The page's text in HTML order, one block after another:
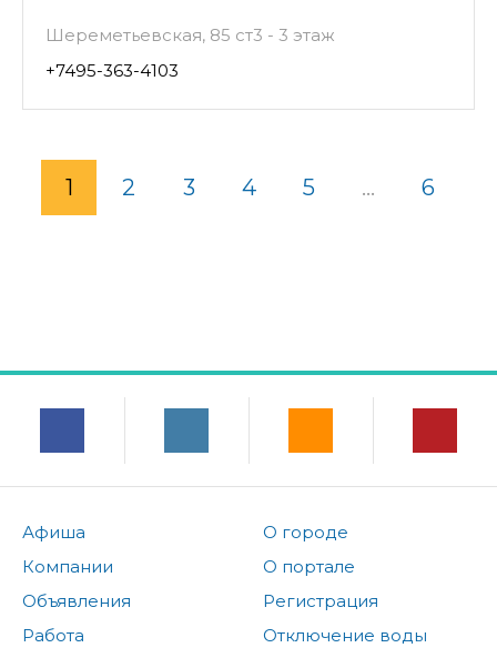
Шереметьевская, 85 ст3 - 3 этаж
+7495-363-4103
1 2 3 4 5 ... 6
Афиша
Компании
Объявления
Работа
О городе
О портале
Регистрация
Отключение воды